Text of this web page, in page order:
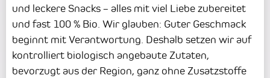
und leckere Snacks – alles mit viel Liebe zubereitet
und fast 100 % Bio. Wir glauben: Guter Geschmack
beginnt mit Verantwortung. Deshalb setzen wir auf
kontrolliert biologisch angebaute Zutaten,
bevorzugt aus der Region, ganz ohne Zusatzstoffe